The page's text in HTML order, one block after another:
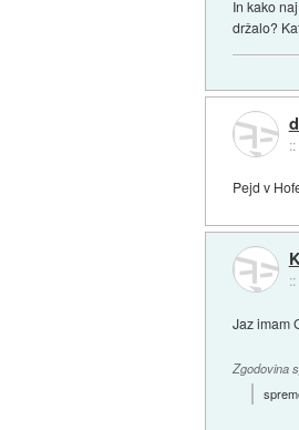
In kako
držalo?
::
Pejd v
::
Jaz imam
Zgodovina